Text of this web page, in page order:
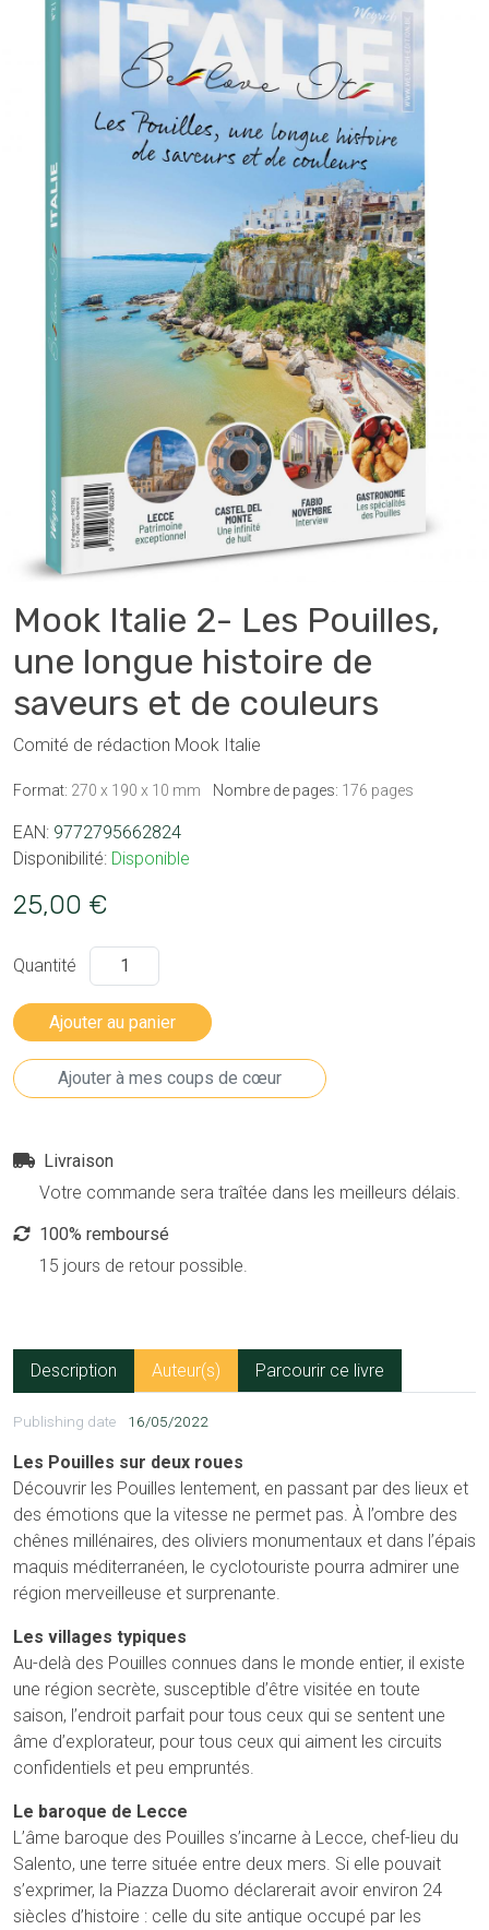
Mook Italie 2- Les Pouilles,
une longue histoire de
saveurs et de couleurs
Comité de rédaction Mook Italie
Format: 270 x 190 x 10 mm Nombre de pages: 176 pages
EAN: 9772795662824
Disponibilité: Disponible
25,00 €
Quantité
Livraison
Votre commande sera traîtée dans les meilleurs délais.
100% remboursé
15 jours de retour possible.
Description Auteur(s) Parcourir ce livre
Publishing date 16/05/2022
Les Pouilles sur deux roues
Découvrir les Pouilles lentement, en passant par des lieux et
des émotions que la vitesse ne permet pas. À l’ombre des
chênes millénaires, des oliviers monumentaux et dans l’épais
maquis méditerranéen, le cyclotouriste pourra admirer une
région merveilleuse et surprenante.
Les villages typiques
Au-delà des Pouilles connues dans le monde entier, il existe
une région secrète, susceptible d’être visitée en toute
saison, l’endroit parfait pour tous ceux qui se sentent une
âme d’explorateur, pour tous ceux qui aiment les circuits
confidentiels et peu empruntés.
Le baroque de Lecce
L’âme baroque des Pouilles s’incarne à Lecce, chef-lieu du
Salento, une terre située entre deux mers. Si elle pouvait
s’exprimer, la Piazza Duomo déclarerait avoir environ 24
siècles d’histoire : celle du site antique occupé par les